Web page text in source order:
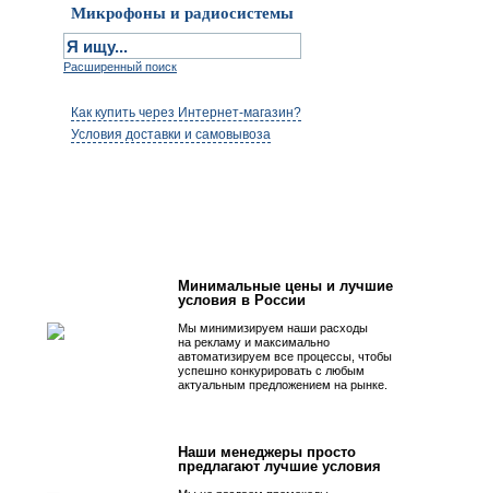
Микрофоны и радиосистемы
Расширенный поиск
Как купить через Интернет-магазин?
Условия доставки и самовывоза
Минимальные цены и лучшие
условия в России
Мы минимизируем наши расходы
на рекламу и максимально
автоматизируем все процессы, чтобы
успешно конкурировать с любым
актуальным предложением на рынке.
Наши менеджеры просто
предлагают лучшие условия